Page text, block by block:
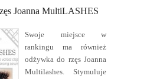
Joanna MultiLASHES
Swoje miejsce w
rankingu ma również
odżywka do rzęs Joanna
Multilashes. Stymuluje